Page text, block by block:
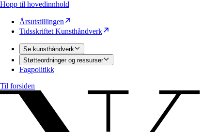
Hopp til hovedinnhold
Årsutstillingen
Tidsskriftet Kunsthåndverk
Se kunsthåndverk
Støtteordninger og ressurser
Fagpolitikk
Til forsiden